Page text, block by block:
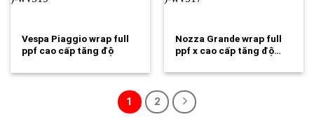
Vespa Piaggio wrap full
ppf cao cấp tăng độ
Nozza Grande wrap full
ppf x cao cấp tăng độ…
1 2